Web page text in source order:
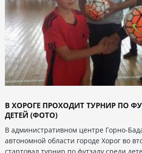
В ХОРОГЕ ПРОХОДИТ ТУРНИР ПО
ДЕТЕЙ (ФОТО)
В административном центре Горно-
автономной области городе Хорог во